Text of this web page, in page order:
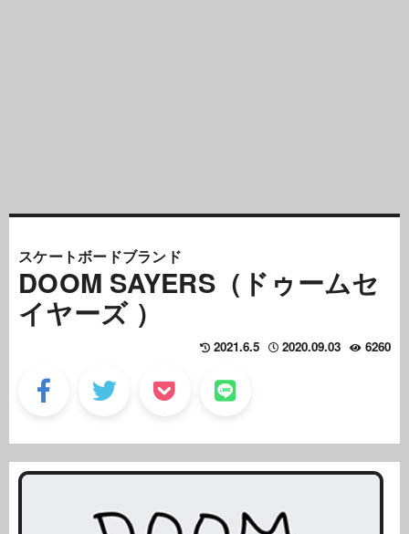
スケートボードブランド
DOOM SAYERS（ドゥームセ
イヤーズ ）
6260
2020.09.03
2021.6.5